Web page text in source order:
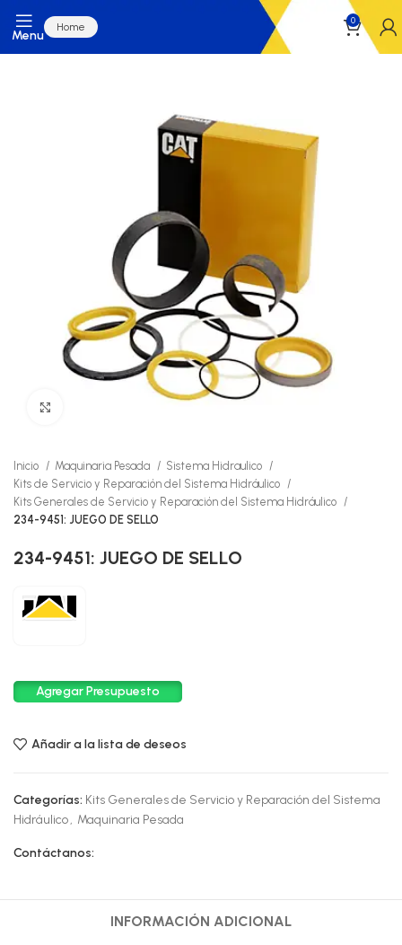
Menu
Home
0
Inicio Maquinaria Pesada
Sistema Hidraulico
Kits de Servicio y Reparación del Sistema Hidráulico
Kits Generales de Servicio y Reparación del Sistema Hidráulico
234-9451: JUEGO DE SELLO
234-9451: JUEGO DE SELLO
Agregar Presupuesto
Añadir a la lista de deseos
Categorías: Kits Generales de Servicio y Reparación del Sistema
Hidráulico, Maquinaria Pesada
Contáctanos:
INFORMACIÓN ADICIONAL